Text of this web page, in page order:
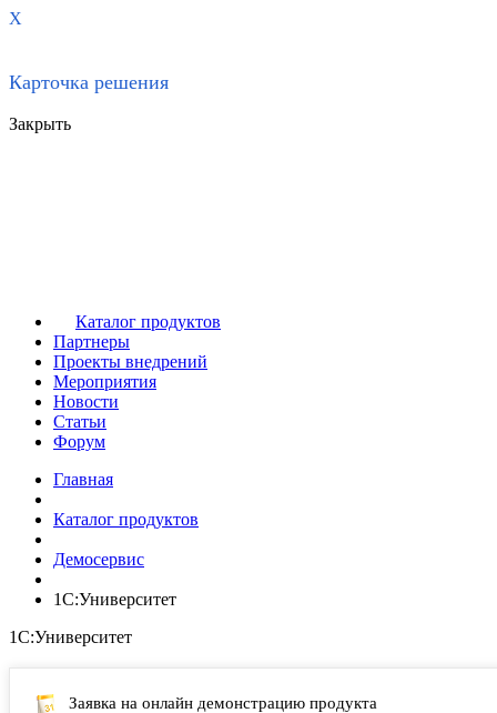
X
Карточка решения
Закрыть
Каталог продуктов
Партнеры
Проекты внедрений
Мероприятия
Новости
Статьи
Форум
Главная
Каталог продуктов
Демосервис
1С:Университет
1С:Университет
Заявка на онлайн демонстрацию продукта